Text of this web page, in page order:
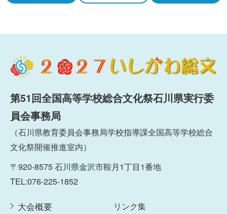
第51回全国高等学校総合文化祭石川県実行委
員会事務局
（石川県教育委員会事務局学校指導課全国高等学校総合
文化祭開催推進室内）
〒920-8575 石川県金沢市鞍月1丁目1番地
TEL:076-225-1852
大会概要 リンク集